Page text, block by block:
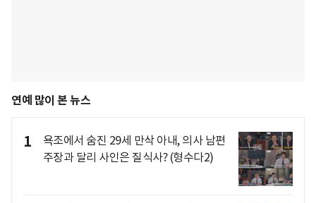
연예 많이 본 뉴스
1
욕조에서 숨진 29세 만삭 아내, 의사 남편
주장과 달리 사인은 질식사? (형수다2)